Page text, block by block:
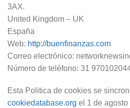
3AX.
United Kingdom – UK
España
Web: http://buenfinanzas.com
Correo electrónico:
Número de teléfono: 31
Esta Politica de cookies se
cookiedatabase.org el 1 de agosto